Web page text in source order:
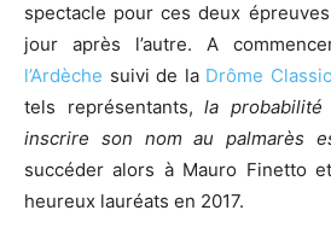
spectacle pour ces deux
jour après l’autre. A
l’Ardèche suivi de la Drôme Classic
tels représentants,la
inscrire son nom au palmarès
succéder alors à Mauro Finetto
heureux lauréats en 2017.